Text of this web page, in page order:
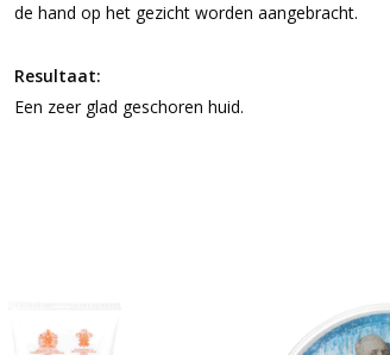
de hand op het gezicht worden aangebracht.
Resultaat:
Een zeer glad geschoren huid.